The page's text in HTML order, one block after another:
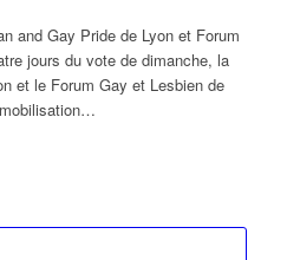
and Gay Pride de Lyon et Forum
jours du vote de dimanche, la
et le Forum Gay et Lesbien de